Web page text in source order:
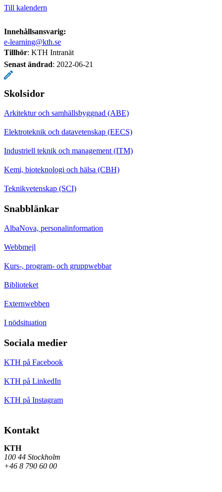
Till kalendern
Innehållsansvarig:
e-learning@kth.se
Tillhör: KTH Intranät
Senast ändrad: 2022-06-21
Skolsidor
Arkitektur och samhällsbyggnad (ABE)
Elektroteknik och datavetenskap (EECS)
Industriell teknik och management (ITM)
Kemi, bioteknologi och hälsa (CBH)
Teknikvetenskap (SCI)
Snabblänkar
AlbaNova, personalinformation
Webbmejl
Kurs-, program- och gruppwebbar
Biblioteket
Externwebben
I nödsituation
Sociala medier
KTH på Facebook
KTH på LinkedIn
KTH på Instagram
Kontakt
KTH
100 44 Stockholm
+46 8 790 60 00